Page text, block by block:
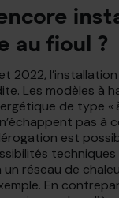
au fioul ?
2022,
Les modèles à
de type «
pas à
est
techniques
réseau de
En